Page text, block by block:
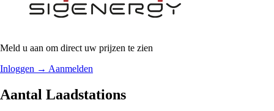
Meld u aan om direct uw prijzen te zien
Inloggen → Aanmelden
Aantal Laadstations